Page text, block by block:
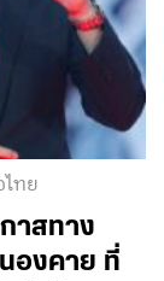
ทย
กาสทาง
องคาย ที่